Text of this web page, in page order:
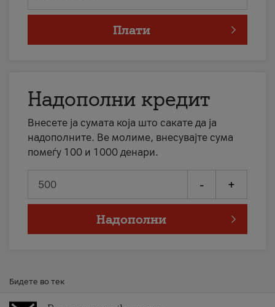
Плати
Надополни кредит
Внесете ја сумата која што сакате да ја
надополните. Ве молиме, внесувајте сума
помеѓу 100 и 1000 денари.
- +
Надополни
Бидете во тек